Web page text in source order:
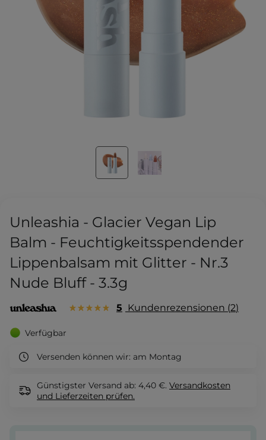
Unleashia - Glacier Vegan Lip
Balm - Feuchtigkeitsspendender
Lippenbalsam mit Glitter - Nr.3
Nude Bluff - 3.3g
5 Kundenrezensionen 2
Verfügbar
Versenden können wir: am Montag
Günstigster Versand ab: 4,40 €. Versandkosten
und Lieferzeiten prüfen.